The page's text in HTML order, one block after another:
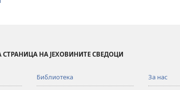
НА ЈЕХОВИНИТЕ СВЕДОЦИ
Библиотека За нас